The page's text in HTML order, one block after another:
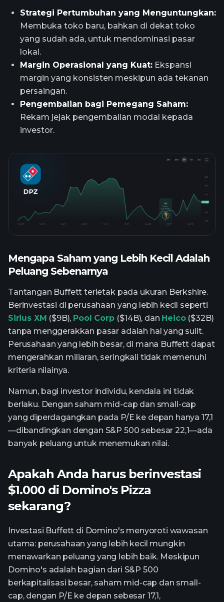
Strategi Pertumbuhan yang Menguntungkan:
Membuka toko baru, bahkan di dekat toko
yang sudah ada, untuk mendominasi pasar
lokal.
Margin Operasional yang Kuat: Ekspansi
margin yang konsisten meskipun ada tekanan
persaingan.
Pengembalian bagi Pemegang Saham:
Rekam jejak pengembalian modal kepada
investor.
Mengapa Saham yang Lebih Kecil Adalah
Peluang Sebenarnya
Tantangan Buffett terletak pada ukuran Berkshire.
Berinvestasi di perusahaan yang lebih kecil seperti
Sirius XM ($9B), Pool Corp ($14B), dan Heico($32B)
tanpa menggerakkan pasar adalah hal yang sulit.
Perusahaan yang lebih besar, di mana Buffett dapat
mengerahkan miliaran, seringkali tidak memenuhi
kriteria nilainya.
Namun, bagi investor individu, kendala ini tidak
berlaku. Dengan saham mid-cap dan small-cap
yang diperdagangkan pada P/E ke depan hanya 17,1
—dibandingkan dengan S&P 500 sebesar 22,1—ada
banyak peluang untuk menemukan nilai.
Apakah Anda harus berinvestasi
$1.000 di Domino's Pizza
sekarang?
Investasi Buffett di Domino's menyoroti wawasan
utama: perusahaan yang lebih kecil mungkin
menawarkan peluang yang lebih baik. Meskipun
Domino's adalah bagian dari S&P 500
berkapitalisasi besar, saham mid-cap dan small-
cap, dengan P/E ke depan sebesar 17,1,